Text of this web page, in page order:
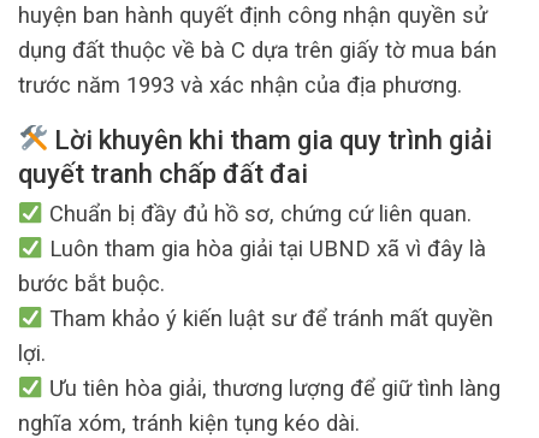
huyện ban hành quyết định công nhận quyền sử
dụng đất thuộc về bà C dựa trên giấy tờ mua bán
trước năm 1993 và xác nhận của địa phương.
Lời khuyên khi tham gia quy trình giải
quyết tranh chấp đất đai
Chuẩn bị đầy đủ hồ sơ, chứng cứ liên quan.
Luôn tham gia hòa giải tại UBND xã vì đây là
bước bắt buộc.
Tham khảo ý kiến luật sư để tránh mất quyền
lợi.
Ưu tiên hòa giải, thương lượng để giữ tình làng
nghĩa xóm, tránh kiện tụng kéo dài.